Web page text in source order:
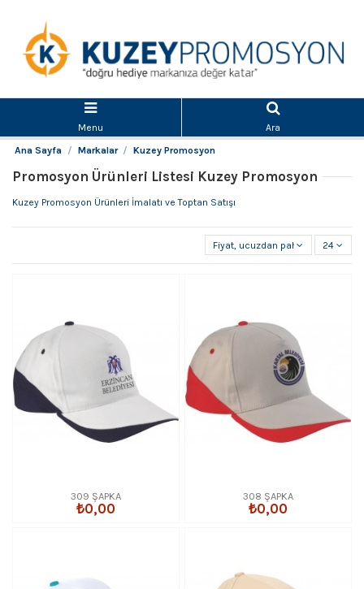
Menu
Ara
Ana Sayfa
Markalar Kuzey Promosyon
Promosyon Ürünleri Listesi Kuzey Promosyon
Kuzey Promosyon Ürünleri İmalatı ve Toptan Satışı
Fiyat, ucuzdan pahalıya 24
309 ŞAPKA
₺0,00
308 ŞAPKA
₺0,00